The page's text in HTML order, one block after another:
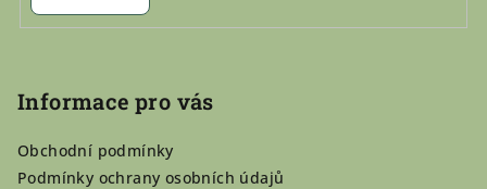
Informace pro vás
Obchodní podmínky
Podmínky ochrany osobních údajů